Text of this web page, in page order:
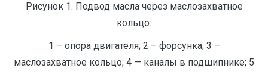
Рисунок 1. Подвод масла через маслозахватное
кольцо:
1 – опора двигателя; 2 – форсунка; 3 –
маслозахватное кольцо; 4 — каналы в подшипнике; 5